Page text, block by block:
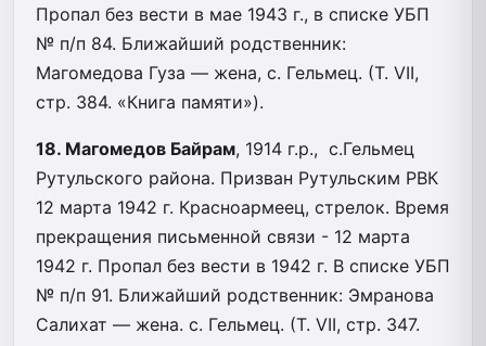
Пропал без вести в мае 1943 г., в списке УБП
№ п/п 84. Ближайший родственник:
Магомедова Гуза — жена, с. Гельмец. (Т. VII,
стр. 384. «Книга памяти»).
18. Магомедов Байрам, 1914 г.р., с.Гельмец
Рутульского района. Призван Рутульским РВК
12 марта 1942 г. Красноармеец, стрелок. Время
прекращения письменной связи - 12 марта
1942 г. Пропал без вести в 1942 г. В списке УБП
№ п/п 91. Ближайший родственник: Эмранова
Салихат — жена. с. Гельмец. (Т. VII, стр. 347.